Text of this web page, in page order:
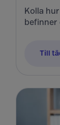
Kolla
befinner
Till